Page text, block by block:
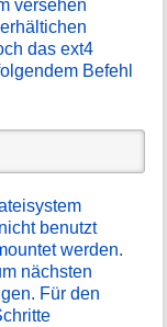
versehen
das ext4
Befehl
benutzt
werden.
nächsten
Für den